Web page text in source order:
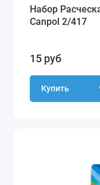
Набор
Canpol 2/417
15 руб
Купить